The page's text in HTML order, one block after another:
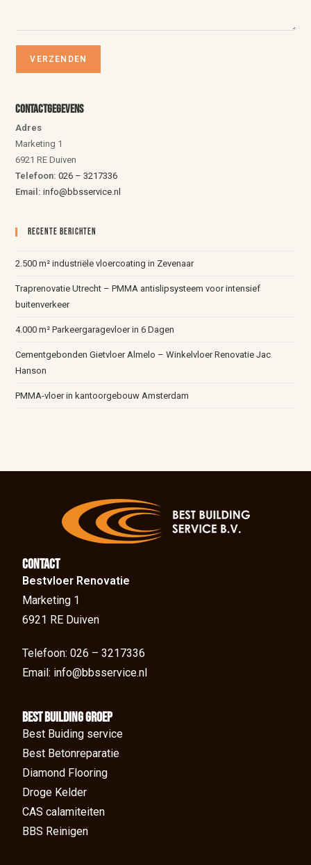
Contactgegevens
Adres
Marketing 1
6921 RE Duiven
Telefoon:026 – 3217336
Email: info@bbsservice.nl
Recente Berichten
2.500 m² industriële vloercoating in Zevenaar
Traprenovatie Utrecht – PMMA antislipsysteem voor intensief
buitenverkeer
4.000 m² Parkeergaragevloer in 6 Dagen
Cementgebonden Gietvloer Almelo – Winkelvloer Renovatie Jac
Hanson
PMMA-vloer in kantoorgebouw Amsterdam
Contact
Bestvloer Renovatie
Marketing 1
6921 RE Duiven
Telefoon: 026 – 3217336
Email: info@bbsservice.nl
BEst Building groep
Best Buiding service
Best Betonreparatie
Diamond Flooring
Droge Kelder
CAS calamiteiten
BBS Reinigen